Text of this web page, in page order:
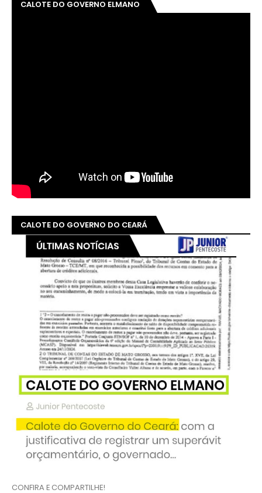
CALOTE DO GOVERNO ELMANO
CALOTE DO GOVERNO DO CEARÁ
CONFIRA E COMPARTILHE!